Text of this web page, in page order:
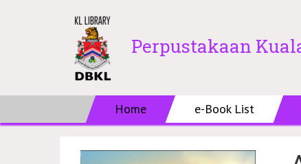
Perpustakaan
Home e-Book List